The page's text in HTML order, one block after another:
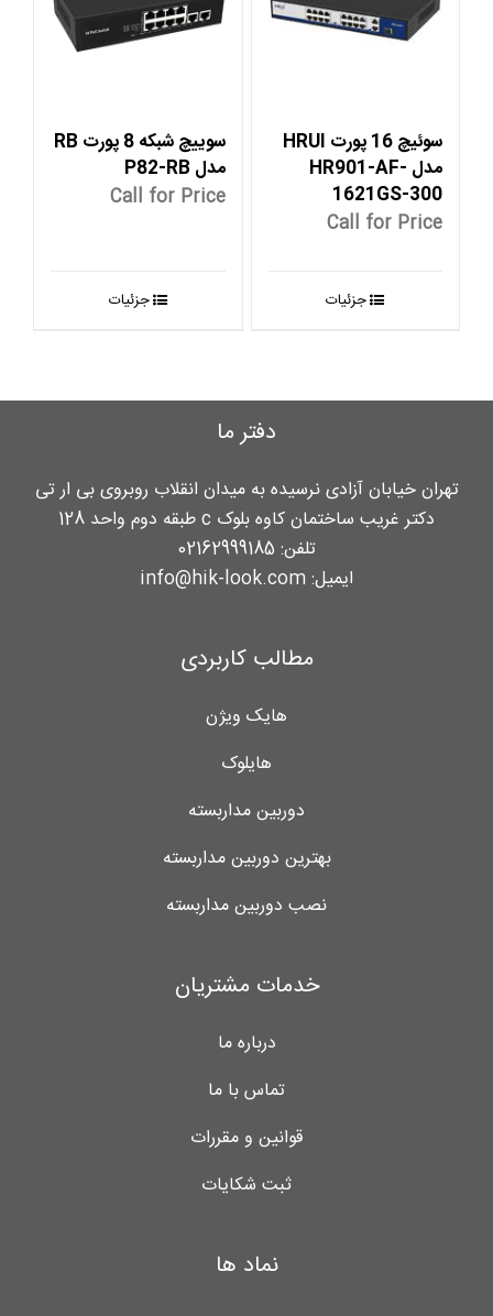
سوئیچ 16 پورت HRUI
مدل HR901-AF-
1621GS-300
Call for Price
جزئیات
سوییچ شبکه 8 پورت RB
مدل P82-RB
Call for Price
جزئیات
دفتر ما
تهران خیابان آزادی نرسیده به میدان انقلاب روبروی بی ار تی
دکتر غریب ساختمان کاوه بلوک c طبقه دوم واحد 128
تلفن: 02162999185
ایمیل: info@hik-look.com
مطالب کاربردی
هایک ویژن
هایلوک
دوربین مداربسته
بهترین دوربین مداربسته
نصب دوربین مداربسته
خدمات مشتریان
درباره ما
تماس با ما
قوانین و مقررات
ثبت شکایات
نماد ها